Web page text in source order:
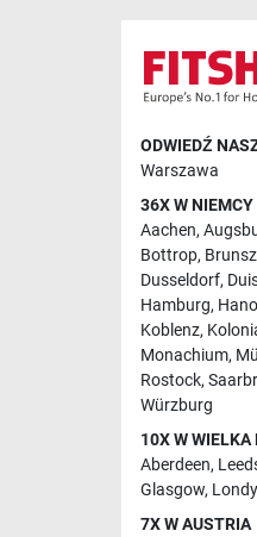
ODWIEDŹ
Warszawa
36X W NIEMCY
Aachen,
Bottrop,
Dusseldorf,
Hamburg,
Koblenz,
Monachium,
Rostock,
Würzburg
10X W WIELKA
Aberdeen,
Glasgow,
7X W AUSTRIA